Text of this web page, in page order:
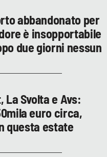
abbandonato per
è insopportabile
due giorni nessun
La Svolta e Avs:
euro circa,
questa estate